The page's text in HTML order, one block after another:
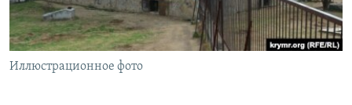
ПОБЕДИТЕЛЕЙ НЕ СУДЯТ?
КРЫМ.НЕПОКОРЕННЫЙ
ELIFBE
ПРИСОЕДИНЯЙТЕСЬ!
Иллюстрационное фото